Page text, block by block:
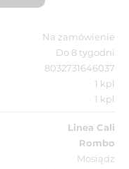
Na zamówienie
Do 8 tygodni
8032731646037
1 kpl
1 kpl
Linea Cali
Rombo
Mosiądz